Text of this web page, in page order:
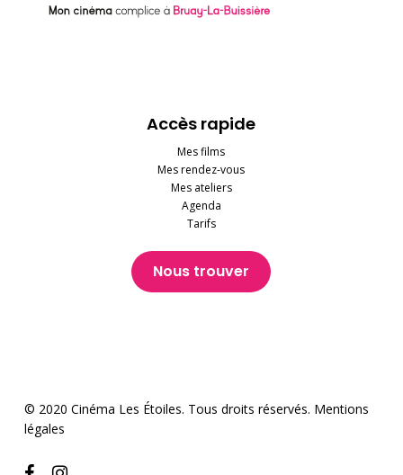
Accès rapide
Mes films
Mes rendez-vous
Mes ateliers
Agenda
Tarifs
Nous trouver
© 2020 Cinéma Les Étoiles. Tous droits réservés. Mentions
légales
facebookinstagram